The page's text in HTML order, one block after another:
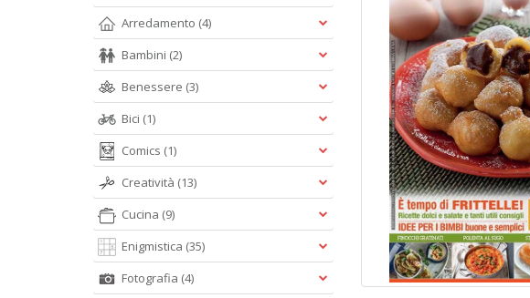
Arredamento (4)
Bambini (2)
Benessere (3)
Bici (1)
Comics (1)
Creatività (13)
Cucina (9)
Enigmistica (35)
Fotografia (4)